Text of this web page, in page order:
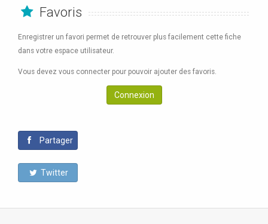
Favoris
Enregistrer un favori permet de retrouver plus facilement cette fiche
dans votre espace utilisateur.
Vous devez vous connecter pour pouvoir ajouter des favoris.
Connexion
Partager
Twitter